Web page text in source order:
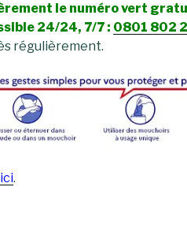
le numéro vert
24/24, 7/7 : 0801 802
régulièrement.
ici.